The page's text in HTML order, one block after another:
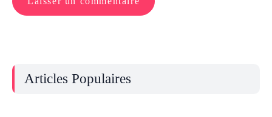
Articles Populaires